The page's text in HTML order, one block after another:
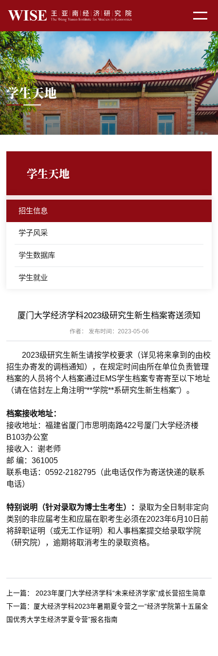
学生天地
学生天地
招生信息
学子风采
学生数据库
学生就业
厦门大学经济学科2023级研究生新生档案寄送须知
作者： 发布时间：2023-05-06
2023级研究生新生请按学校要求（详见将来拿到的由校
招生办寄发的调档通知），在规定时间由所在单位负责管理
档案的人员将个人档案通过EMS学生档案专寄寄至以下地址
（请在信封左上角注明“**学院**系研究生新生档案”）。
档案接收地址：
接收地址：福建省厦门市思明南路422号厦门大学经济楼
B103办公室
接收入：谢老师
邮 编： 361005
联系电话： 0592-2182795（此电话仅作为寄送快递的联系
电话）
特别说明（针对录取为博士生考生）： 录取为全日制非定向
类别的非应届考生和应届在职考生必须在2023年6月 10日前
将辞职证明（或无工作证明）和人事档案提交给录取学院
（研究院），逾期将取消考生的录取资格。
上一篇： 2023年厦门大学经济学科“未来经济学家”成长营招生简章
下一篇： 厦大经济学科2023年暑期夏令营之一“经济学院第十五届全
国优秀大学生经济学夏令营”报名指南